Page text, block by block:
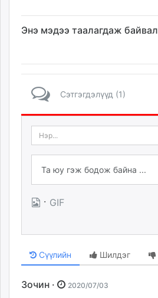
Энэ мэдээ таалагдаж байвал
Сэтгэгдэлүүд (1)
· GIF
Сүүлийн Шилдэг
Зочин · 2020/07/03